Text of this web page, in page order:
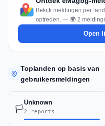
Bekijk meldingen per
optreden. — 🌍 2
Open
Toplanden op basis van
gebruikersmeldingen
🏳️
Unknown
2 reports